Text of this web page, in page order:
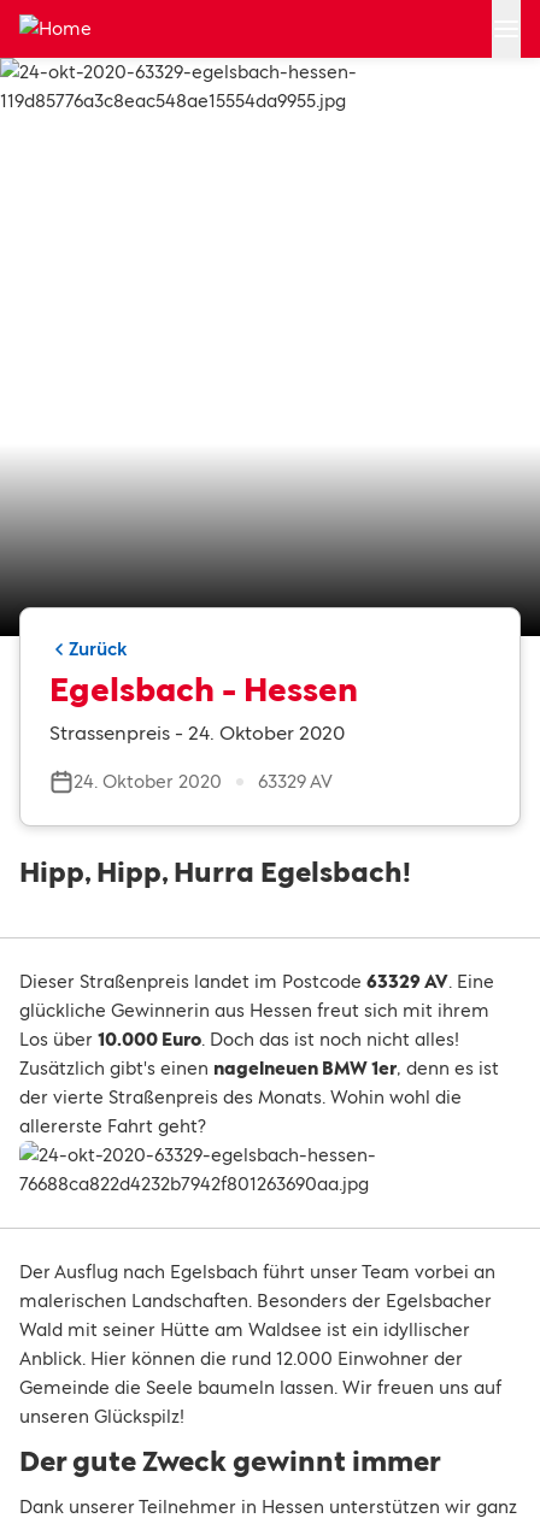
Zum Hauptinhalt springen
Zurück
Egelsbach - Hessen
Strassenpreis - 24. Oktober 2020
24. Oktober 2020 63329 AV
Hipp, Hipp, Hurra Egelsbach!
Dieser Straßenpreis landet im Postcode 63329 AV. Eine
glückliche Gewinnerin aus Hessen freut sich mit ihrem
Los über 10.000 Euro. Doch das ist noch nicht alles!
Zusätzlich gibt's einen nagelneuen BMW 1er, denn es ist
der vierte Straßenpreis des Monats. Wohin wohl die
allererste Fahrt geht?
Der Ausflug nach Egelsbach führt unser Team vorbei an
malerischen Landschaften. Besonders der Egelsbacher
Wald mit seiner Hütte am Waldsee ist ein idyllischer
Anblick. Hier können die rund 12.000 Einwohner der
Gemeinde die Seele baumeln lassen. Wir freuen uns auf
unseren Glückspilz!
Der gute Zweck gewinnt immer
Dank unserer Teilnehmer in Hessen unterstützen wir ganz